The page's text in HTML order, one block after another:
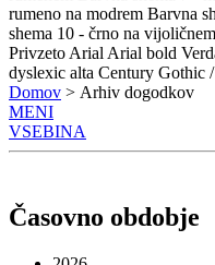
rumeno na modrem Barvna
shema 10 - črno na vijoličnem
Privzeto Arial Arial bold
dyslexic alta Century Gothic
Domov > Arhiv dogodkov
MENI
VSEBINA
Časovno obdobje